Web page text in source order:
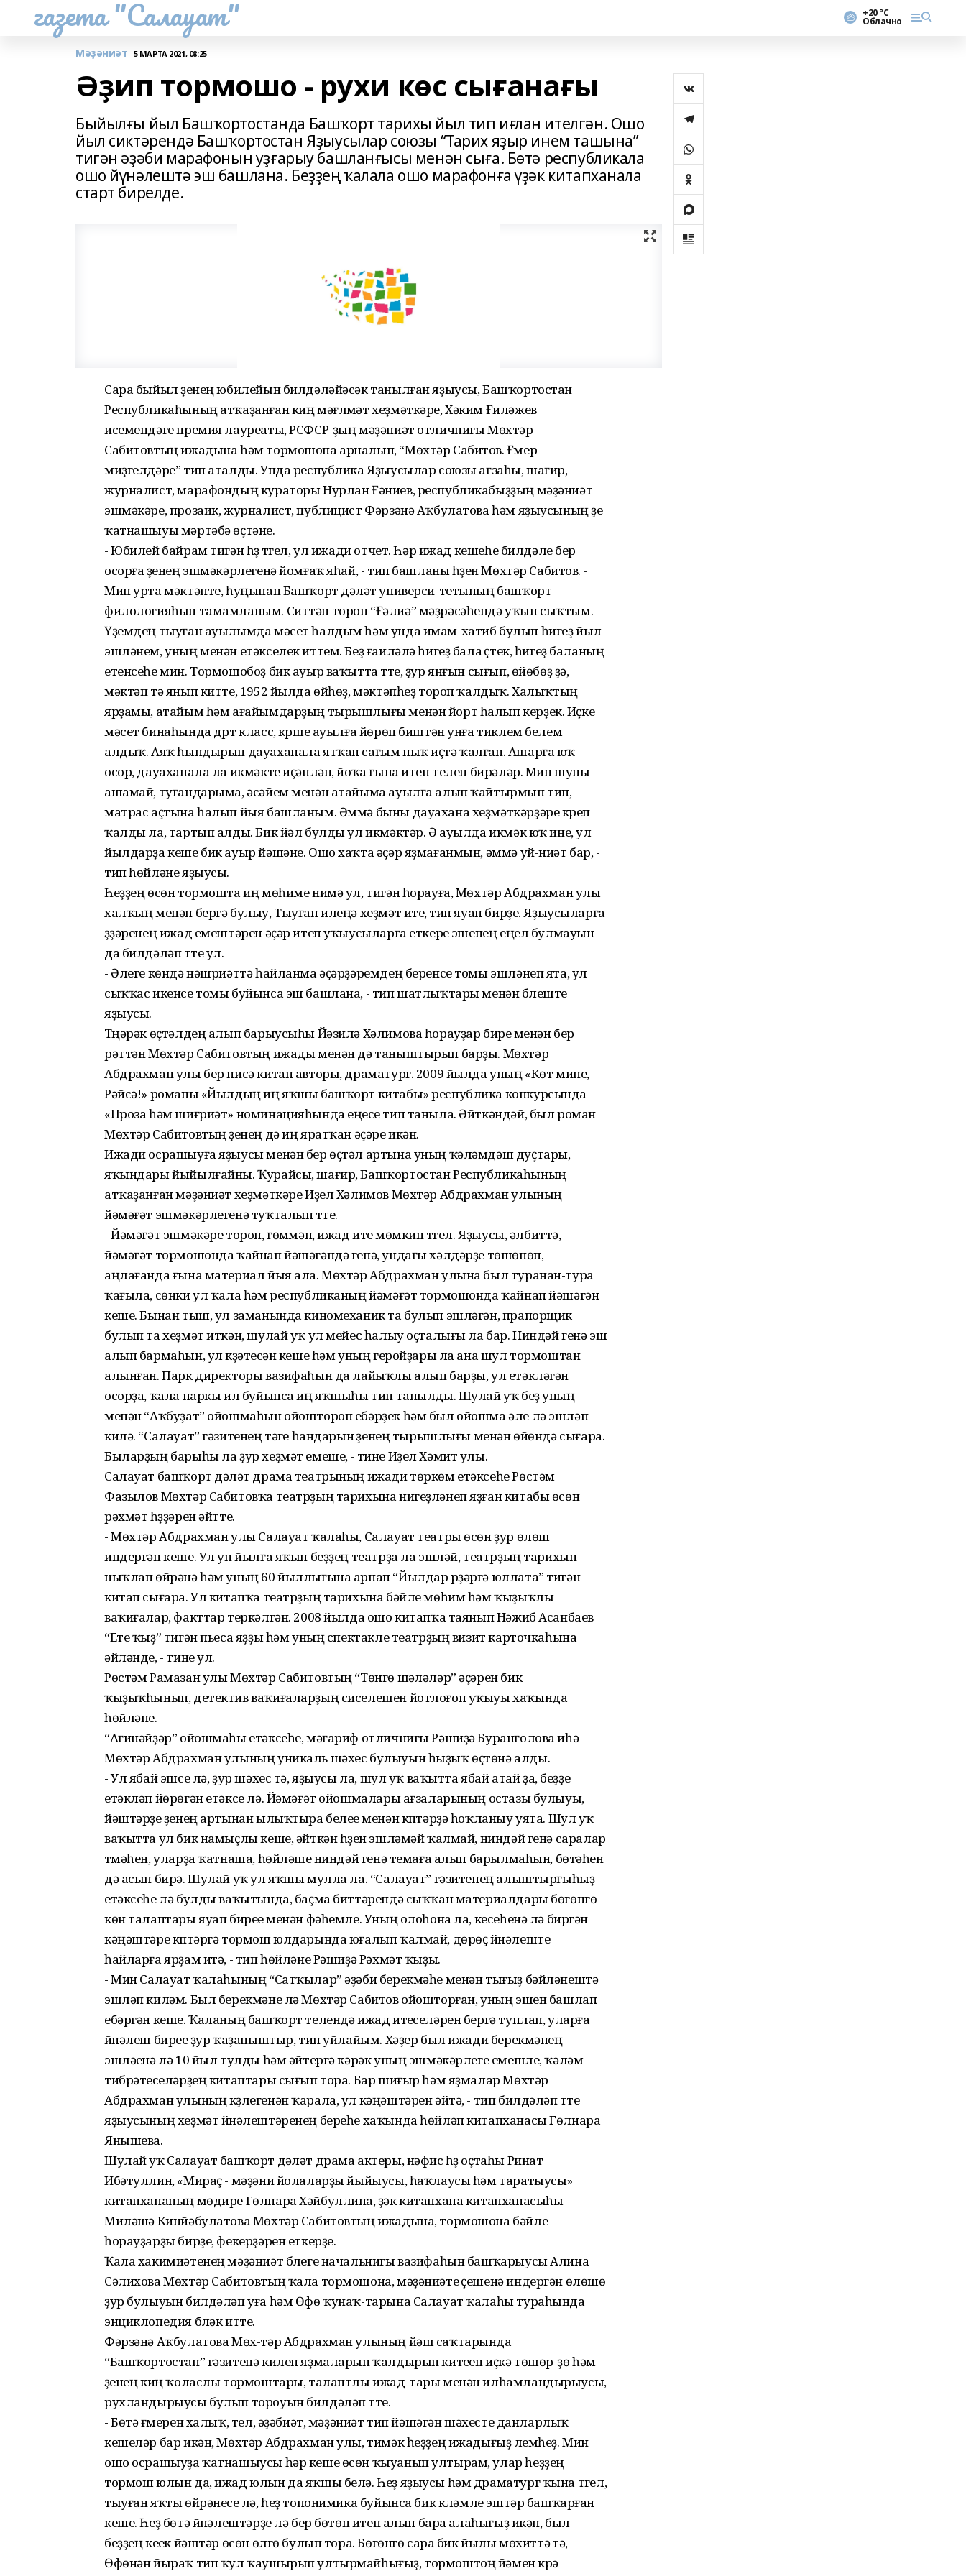
газета "Салауат" +20 °С
Облачно
Мәҙәниәт 5 МАРТА 2021, 08:25
Әҙип тормошо - рухи көс сығанағы
Быйылғы йыл Башҡортостанда Башҡорт тарихы йыл тип иғлан ителгән. Ошо
йыл сиктәрендә Башҡортостан Яҙыусылар союзы “Тарих яҙыр инем ташына”
тигән әҙәби марафонын уҙғарыу башланғысы менән сыға. Бөтә республикала
ошо йүнәлештә эш башлана. Беҙҙең ҡалала ошо марафонға үҙәк китапханала
старт бирелде.
Сара быйыл үҙенең юбилейын билдәләйәсәк танылған яҙыусы, Башҡортостан
Республикаһының атҡаҙанған киң мәғлүмәт хеҙмәткәре, Хәким Ғиләжев
исемендәге премия лауреаты, РСФСР-ҙың мәҙәниәт отличнигы Мөхтәр
Сабитовтың ижадына һәм тормошона арналып, “Мөхтәр Сабитов. Ғүмер
миҙгелдәре” тип аталды. Унда республика Яҙыусылар союзы ағзаһы, шағир,
журналист, марафондың кураторы Нурлан Ғәниев, республикабыҙҙың мәҙәниәт
эшмәкәре, прозаик, журналист, публицист Фәрзәнә Аҡбулатова һәм яҙыусының үҙе
ҡатнашыуы мәртәбә өҫтәне.
- Юбилей байрам тигән һүҙ түгел, ул ижади отчет. Һәр ижад кешеһе билдәле бер
осорға үҙенең эшмәкәрлегенә йомғаҡ яһай, - тип башланы һүҙен Мөхтәр Сабитов. -
Мин урта мәктәпте, һуңынан Башҡорт дәүләт универси-тетының башҡорт
филологияһын тамамланым. Ситтән тороп “Ғәлиә” мәҙрәсәһендә уҡып сыҡтым.
Үҙемдең тыуған ауылымда мәсет һалдым һәм унда имам-хатиб булып һигеҙ йыл
эшләнем, уның менән етәкселек иттем. Беҙ ғаиләлә һигеҙ бала үҫтек, һигеҙ баланың
етенсеһе мин. Тормошобоҙ бик ауыр ваҡытта үтте, ҙур янғын сығып, өйөбөҙ ҙә,
мәктәп тә янып китте, 1952 йылда өйһөҙ, мәктәпһеҙ тороп ҡалдыҡ. Халыҡтың
ярҙамы, атайым һәм ағайымдарҙың тырышлығы менән йорт һалып керҙек. Иҫке
мәсет бинаһында дүрт класс, күрше ауылға йөрөп биштән унға тиклем белем
алдыҡ. Аяҡ һындырып дауаханала ятҡан сағым ныҡ иҫтә ҡалған. Ашарға юҡ
осор, дауаханала ла икмәкте иҫәпләп, йоҡа ғына итеп телеп бирәләр. Мин шуны
ашамай, туғандарыма, әсәйем менән атайыма ауылға алып ҡайтырмын тип,
матрас аҫтына һалып йыя башланым. Әммә быны дауахана хеҙмәткәрҙәре күреп
ҡалды ла, тартып алды. Бик йәл булды ул икмәктәр. Ә ауылда икмәк юҡ ине, ул
йылдарҙа кеше бик ауыр йәшәне. Ошо хаҡта әҫәр яҙмағанмын, әммә уй-ниәт бар, -
тип һөйләне яҙыусы.
Һеҙҙең өсөн тормошта иң мөһиме нимә ул, тигән һорауға, Мөхтәр Абдрахман улы
халҡың менән бергә булыу, Тыуған илеңә хеҙмәт итеү, тип яуап бирҙе. Яҙыусыларға
үҙҙәренең ижад емештәрен әҫәр итеп уҡыусыларға еткереү эшенең еңел булмауын
да билдәләп үтте ул.
- Әлеге көндә нәшриәттә һайланма әҫәрҙәремдең беренсе томы эшләнеп ята, ул
сыҡҡас икенсе томы буйынса эш башлана, - тип шатлыҡтары менән бүлеште
яҙыусы.
Түңәрәк өҫтәлдең алып барыусыһы Йәзилә Хәлимова һорауҙар биреү менән бер
рәттән Мөхтәр Сабитовтың ижады менән дә таныштырып барҙы. Мөхтәр
Абдрахман улы бер нисә китап авторы, драматург. 2009 йылда уның «Көт мине,
Рәйсә!» романы «Йылдың иң яҡшы башҡорт китабы» республика конкурсында
«Проза һәм шиғриәт» номинацияһында еңеүсе тип таныла. Әйткәндәй, был роман
Мөхтәр Сабитовтың үҙенең дә иң яратҡан әҫәре икән.
Ижади осрашыуға яҙыусы менән бер өҫтәл артына уның ҡәләмдәш дуҫтары,
яҡындары йыйылғайны. Ҡурайсы, шағир, Башҡортостан Республикаһының
атҡаҙанған мәҙәниәт хеҙмәткәре Иҙел Хәлимов Мөхтәр Абдрахман улының
йәмәғәт эшмәкәрлегенә туҡталып үтте.
- Йәмәғәт эшмәкәре тороп, ғөмүмән, ижад итеү мөмкин түгел. Яҙыусы, әлбиттә,
йәмәғәт тормошонда ҡайнап йәшәгәндә генә, ундағы хәлдәрҙе төшөнөп,
аңлағанда ғына материал йыя ала. Мөхтәр Абдрахман улына был туранан-тура
ҡағыла, сөнки ул ҡала һәм республиканың йәмәғәт тормошонда ҡайнап йәшәгән
кеше. Бынан тыш, ул заманында киномеханик та булып эшләгән, прапорщик
булып та хеҙмәт иткән, шулай уҡ ул мейес һалыу оҫталығы ла бар. Ниндәй генә эш
алып бармаһын, ул күҙәтеүсән кеше һәм уның геройҙары ла ана шул тормоштан
алынған. Парк директоры вазифаһын да лайыҡлы алып барҙы, ул етәкләгән
осорҙа, ҡала паркы ил буйынса иң яҡшыһы тип танылды. Шулай уҡ беҙ уның
менән “Аҡбуҙат” ойошмаһын ойоштороп ебәрҙек һәм был ойошма әле лә эшләп
килә. “Салауат” гәзитенең тәүге һандарын үҙенең тырышлығы менән өйөндә сығара.
Быларҙың барыһы ла ҙур хеҙмәт емеше, - тине Иҙел Хәмит улы.
Салауат башҡорт дәүләт драма театрының ижади төркөм етәксеһе Рөстәм
Фазылов Мөхтәр Сабитовҡа театрҙың тарихына нигеҙләнеп яҙған китабы өсөн
рәхмәт һүҙҙәрен әйтте.
- Мөхтәр Абдрахман улы Салауат ҡалаһы, Салауат театры өсөн ҙур өлөш
индергән кеше. Ул ун йылға яҡын беҙҙең театрҙа ла эшләй, театрҙың тарихын
ныҡлап өйрәнә һәм уның 60 йыллығына арнап “Йылдар үрҙәргә юллата” тигән
китап сығара. Ул китапҡа театрҙың тарихына бәйле мөһим һәм ҡыҙыҡлы
ваҡиғалар, факттар теркәлгән. 2008 йылда ошо китапҡа таянып Нәжиб Асанбаев
“Ете ҡыҙ” тигән пьеса яҙҙы һәм уның спектакле театрҙың визит карточкаһына
әйләнде, - тине ул.
Рөстәм Рамазан улы Мөхтәр Сабитовтың “Төнгө шәүләләр” әҫәрен бик
ҡыҙыҡһынып, детектив ваҡиғаларҙың сиселешен йотлоғоп уҡыуы хаҡында
һөйләне.
“Ағинәйҙәр” ойошмаһы етәксеһе, мәғариф отличнигы Рәшиҙә Буранғолова иһә
Мөхтәр Абдрахман улының уникаль шәхес булыуын һыҙыҡ өҫтөнә алды.
- Ул ябай эшсе лә, ҙур шәхес тә, яҙыусы ла, шул уҡ ваҡытта ябай атай ҙа, беҙҙе
етәкләп йөрөгән етәксе лә. Йәмәғәт ойошмалары ағзаларының остазы булыуы,
йәштәрҙе үҙенең артынан ылыҡтыра белеүе менән күптәрҙә һоҡланыу уята. Шул уҡ
ваҡытта ул бик намыҫлы кеше, әйткән һүҙен эшләмәй ҡалмай, ниндәй генә саралар
үтмәһен, уларҙа ҡатнаша, һөйләшеү ниндәй генә темаға алып барылмаһын, бөтәһен
дә асып бирә. Шулай уҡ ул яҡшы мулла ла. “Салауат” гәзитенең алыштырғыһыҙ
етәксеһе лә булды ваҡытында, баҫма биттәрендә сыҡҡан материалдары бөгөнгө
көн талаптары яуап биреүе менән фәһемле. Уның олоһона ла, кесеһенә лә биргән
кәңәштәре күптәргә тормош юлдарында юғалып ҡалмай, дөрөҫ йүнәлеште
һайларға ярҙам итә, - тип һөйләне Рәшиҙә Рәхмәт ҡыҙы.
- Мин Салауат ҡалаһының “Сатҡылар” әҙәби берекмәһе менән тығыҙ бәйләнештә
эшләп киләм. Был берекмәне лә Мөхтәр Сабитов ойошторған, уның эшен башлап
ебәргән кеше. Ҡаланың башҡорт телендә ижад итеүселәрен бергә туплап, уларға
йүнәлеш биреүе ҙур ҡаҙаныштыр, тип уйлайым. Хәҙер был ижади берекмәнең
эшләүенә лә 10 йыл тулды һәм әйтергә кәрәк уның эшмәкәрлеге емешле, ҡәләм
тибрәтеүселәрҙең китаптары сығып тора. Бар шиғыр һәм яҙмалар Мөхтәр
Абдрахман улының күҙлегенән ҡарала, ул кәңәштәрен әйтә, - тип билдәләп үтте
яҙыусының хеҙмәт йүнәлештәренең береһе хаҡында һөйләп китапханасы Гөлнара
Янышева.
Шулай уҡ Салауат башҡорт дәүләт драма актеры, нәфис һүҙ оҫтаһы Ринат
Ибәтуллин, «Мираҫ - мәҙәни йолаларҙы йыйыусы, һаҡлаусы һәм таратыусы»
китапхананың мөдире Гөлнара Хәйбуллина, үҙәк китапхана китапханасыһы
Миләүшә Кинйәбулатова Мөхтәр Сабитовтың ижадына, тормошона бәйле
һорауҙарҙы бирҙе, фекерҙәрен еткерҙе.
Ҡала хакимиәтенең мәҙәниәт бүлеге начальнигы вазифаһын башҡарыусы Алина
Сәлихова Мөхтәр Сабитовтың ҡала тормошона, мәҙәниәте үҫешенә индергән өлөшө
ҙур булыуын билдәләп уға һәм Өфө ҡунаҡ-тарына Салауат ҡалаһы тураһында
энциклопедия бүләк итте.
Фәрзәнә Аҡбулатова Мөх-тәр Абдрахман улының йәш саҡтарында
“Башҡортостан” гәзитенә килеп яҙмаларын ҡалдырып китеүен иҫкә төшөр-ҙө һәм
үҙенең киң ҡоласлы тормоштары, талантлы ижад-тары менән илһамландырыусы,
рухландырыусы булып тороуын билдәләп үтте.
- Бөтә ғүмерен халыҡ, тел, әҙәбиәт, мәҙәниәт тип йәшәгән шәхесте данларлыҡ
кешеләр бар икән, Мөхтәр Абдрахман улы, тимәк һеҙҙең ижадығыҙ үлемһеҙ. Мин
ошо осрашыуҙа ҡатнашыусы һәр кеше өсөн ҡыуанып ултырам, улар һеҙҙең
тормош юлын да, ижад юлын да яҡшы белә. Һеҙ яҙыусы һәм драматург ҡына түгел,
тыуған яҡты өйрәнеүсе лә, һеҙ топонимика буйынса бик күләмле эштәр башҡарған
кеше. Һеҙ бөтә йүнәлештәрҙе лә бер бөтөн итеп алып бара алаһығыҙ икән, был
беҙҙең кеүек йәштәр өсөн өлгө булып тора. Бөгөнгө сара бик йылы мөхиттә үтә,
Өфөнән йыраҡ тип ҡул ҡаушырып ултырмайһығыҙ, тормоштоң йәмен күрә